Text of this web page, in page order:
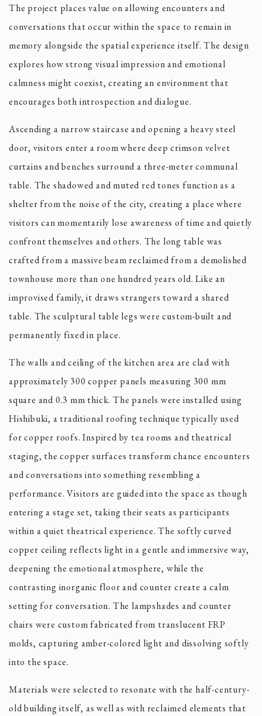
The project places value on allowing encounters and
conversations that occur within the space to remain in
memory alongside the spatial experience itself. The design
explores how strong visual impression and emotional
calmness might coexist, creating an environment that
encourages both introspection and dialogue.
Ascending a narrow staircase and opening a heavy steel
door, visitors enter a room where deep crimson velvet
curtains and benches surround a three-meter communal
table. The shadowed and muted red tones function as a
shelter from the noise of the city, creating a place where
visitors can momentarily lose awareness of time and quietly
confront themselves and others. The long table was
crafted from a massive beam reclaimed from a demolished
townhouse more than one hundred years old. Like an
improvised family, it draws strangers toward a shared
table. The sculptural table legs were custom-built and
permanently fixed in place.
The walls and ceiling of the kitchen area are clad with
approximately 300 copper panels measuring 300 mm
square and 0.3 mm thick. The panels were installed using
Hishibuki, a traditional roofing technique typically used
for copper roofs. Inspired by tea rooms and theatrical
staging, the copper surfaces transform chance encounters
and conversations into something resembling a
performance. Visitors are guided into the space as though
entering a stage set, taking their seats as participants
within a quiet theatrical experience. The softly curved
copper ceiling reflects light in a gentle and immersive way,
deepening the emotional atmosphere, while the
contrasting inorganic floor and counter create a calm
setting for conversation. The lampshades and counter
chairs were custom fabricated from translucent FRP
molds, capturing amber-colored light and dissolving softly
into the space.
Materials were selected to resonate with the half-century-
old building itself, as well as with reclaimed elements that